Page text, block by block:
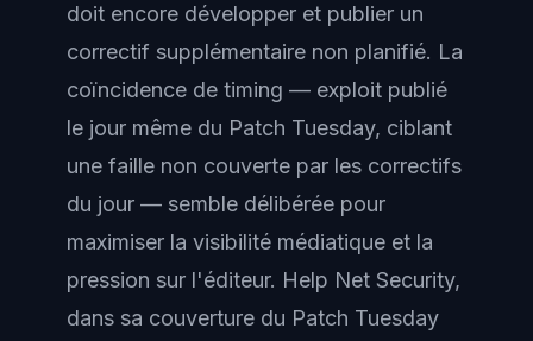
doit encore développer et publier un
correctif supplémentaire non planifié. La
coïncidence de timing — exploit publié
le jour même du Patch Tuesday, ciblant
une faille non couverte par les correctifs
du jour — semble délibérée pour
maximiser la visibilité médiatique et la
pression sur l'éditeur. Help Net Security,
dans sa couverture du Patch Tuesday